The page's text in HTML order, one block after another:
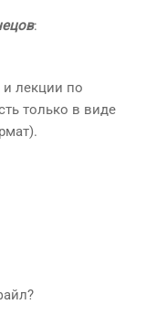
:
и лекции по
только в виде